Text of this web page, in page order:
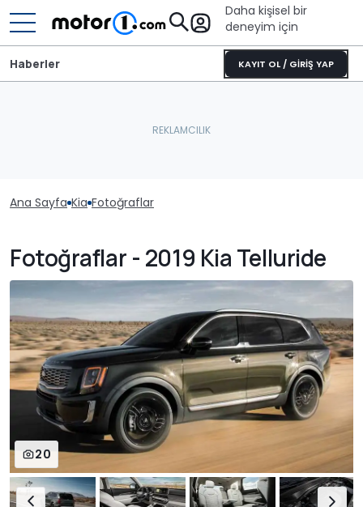
Daha kişisel bir
deneyim için
KAYIT OL / GİRİŞ YAP
Haberler
Ana Sayfa Kia Fotoğraflar
Fotoğraflar - 2019 Kia Telluride
20